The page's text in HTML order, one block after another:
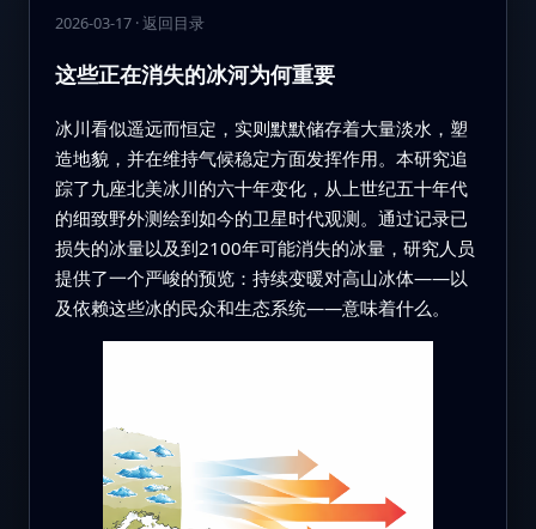
2026-03-17· 返回目录
这些正在消失的冰河为何重要
冰川看似遥远而恒定，实则默默储存着大量淡水，塑
造地貌，并在维持气候稳定方面发挥作用。本研究追
踪了九座北美冰川的六十年变化，从上世纪五十年代
的细致野外测绘到如今的卫星时代观测。通过记录已
损失的冰量以及到2100年可能消失的冰量，研究人员
提供了一个严峻的预览：持续变暖对高山冰体——以
及依赖这些冰的民众和生态系统——意味着什么。